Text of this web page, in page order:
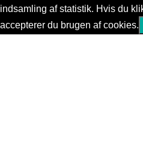
indsamling af statistik. Hvis du
accepterer du brugen af cookies.